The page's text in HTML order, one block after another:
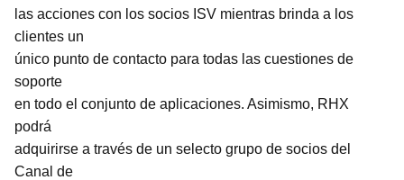
las acciones con los socios ISV mientras brinda a los
clientes un
único punto de contacto para todas las cuestiones de
soporte
en todo el conjunto de aplicaciones. Asimismo, RHX
podrá
adquirirse a través de un selecto grupo de socios del
Canal de